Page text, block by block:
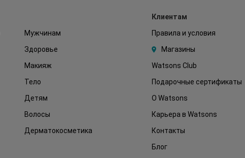
Мужчинам
Здоровье
Макияж
Тело
Детям
Волосы
Дерматокосметика
Клиентам
Правила и условия
Магазины
Watsons Club
Подарочные сертификаты
О Watsons
Карьера в Watsons
Контакты
Блог